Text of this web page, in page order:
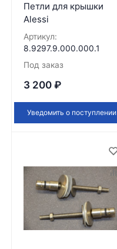
Петли для крышки
Alessi
Артикул:
8.9297.9.000.000.1
Под заказ
3 200 ₽
Уведомить о поступлении